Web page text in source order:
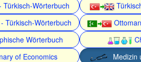
Türkisch-Wörterbuch
Türkisch-Wörterbuch
Wörterbuch
of Economics
Medizin